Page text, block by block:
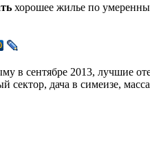
хорошее жилье по
в сентябре 2013, лучшие
сектор, дача в симеизе,